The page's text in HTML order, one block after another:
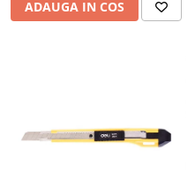
ADAUGA IN COS